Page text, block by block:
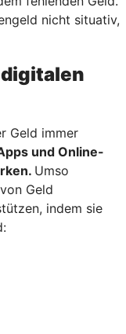
nicht situativ,
Geld immer
und Online-
Umso
Geld
indem sie